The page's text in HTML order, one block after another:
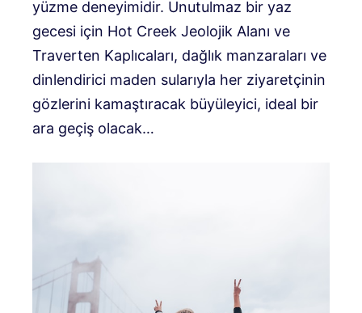
yüzme deneyimidir. Unutulmaz bir yaz
gecesi için Hot Creek Jeolojik Alanı ve
Traverten Kaplıcaları, dağlık manzaraları ve
dinlendirici maden sularıyla her ziyaretçinin
gözlerini kamaştıracak büyüleyici, ideal bir
ara geçiş olacak…